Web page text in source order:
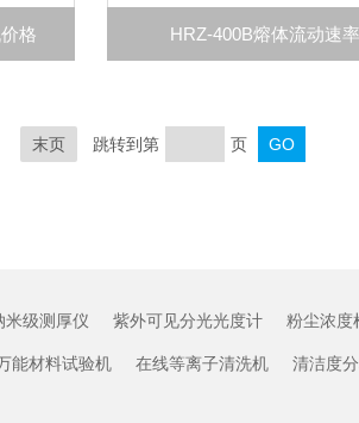
格 HRZ-400B熔体流动速
末页 跳转到第 页
米级测厚仪 紫外可见分光光度计 粉尘浓度
能材料试验机 在线等离子清洗机 清洁度